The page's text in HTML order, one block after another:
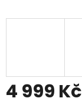
4 999 Kč